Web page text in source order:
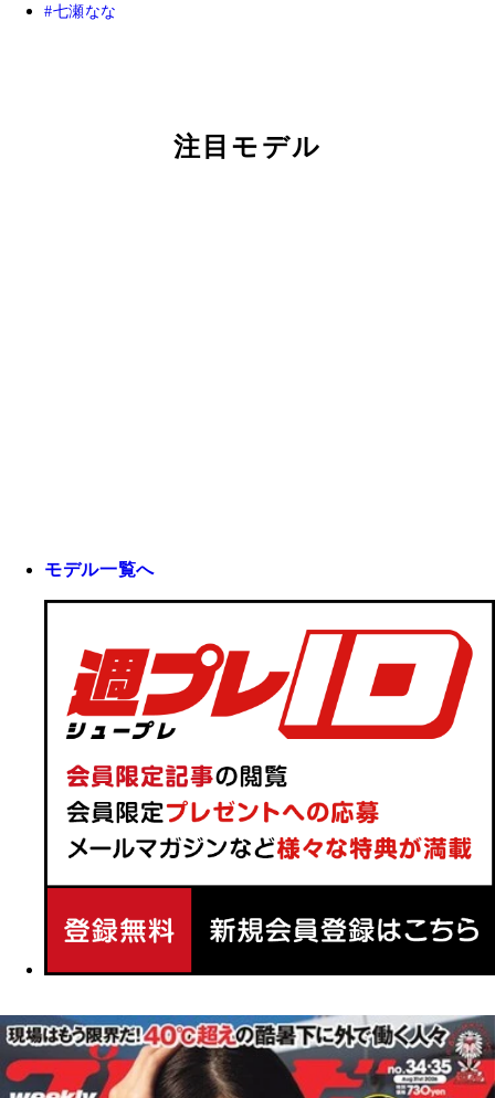
七瀬なな
注目モデル
モデル一覧へ